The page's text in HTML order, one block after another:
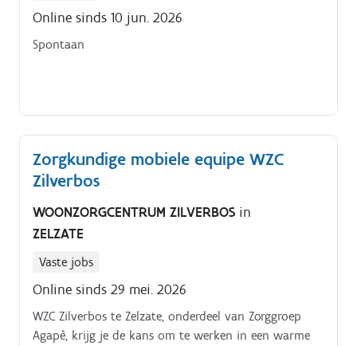
Online sinds 10 jun. 2026
Spontaan
Zorgkundige mobiele equipe WZC
Zilverbos
WOONZORGCENTRUM ZILVERBOS in
ZELZATE
Vaste jobs
Online sinds 29 mei. 2026
WZC Zilverbos te Zelzate, onderdeel van Zorggroep
Agapè, krijg je de kans om te werken in een warme